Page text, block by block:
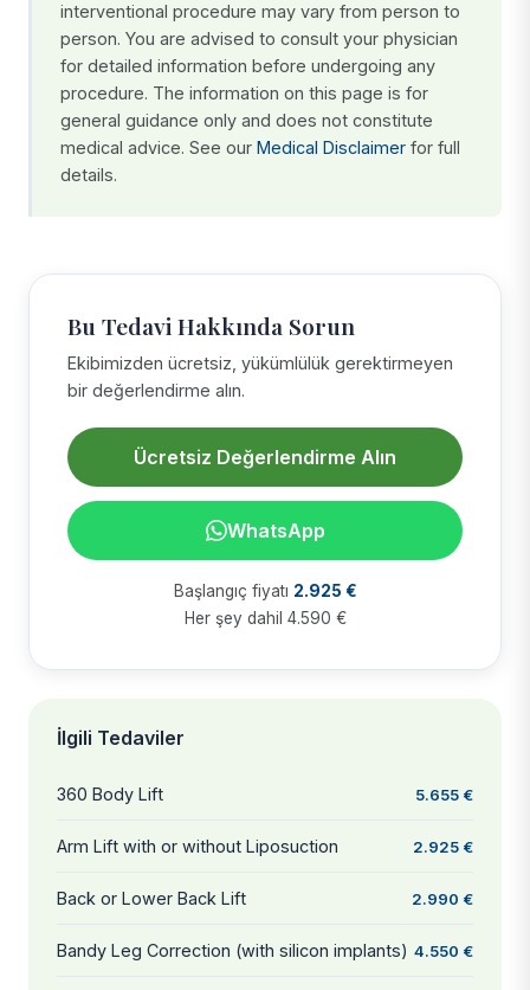
interventional procedure may vary from person to
person. You are advised to consult your physician
for detailed information before undergoing any
procedure. The information on this page is for
general guidance only and does not constitute
medical advice. See our Medical Disclaimer for full
details.
Bu Tedavi Hakkında Sorun
Ekibimizden ücretsiz, yükümlülük gerektirmeyen
bir değerlendirme alın.
Ücretsiz Değerlendirme Alın
WhatsApp
Başlangıç fiyatı 2.925 €
Her şey dahil 4.590 €
İlgili Tedaviler
360 Body Lift 5.655 €
Arm Lift with or without Liposuction 2.925 €
Back or Lower Back Lift 2.990 €
Bandy Leg Correction (with silicon implants) 4.550 €